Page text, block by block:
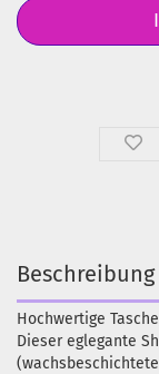
Beschreibung
Hochwertige
Dieser eglegante